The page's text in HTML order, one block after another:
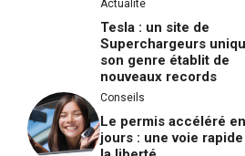
Actualité
Tesla : un site de
Superchargeurs
son genre établit de
nouveaux records
Conseils
Le permis accéléré
jours : une voie